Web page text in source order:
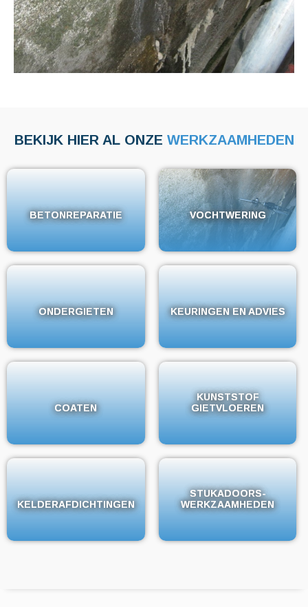
BEKIJK HIER AL ONZE WERKZAAMHEDEN
BETONREPARATIE
BETONREPARATIE VOCHTWERING
VOCHTWERING
ONDERGIETEN
ONDERGIETEN KEURINGEN EN ADVIES
KEURINGEN EN ADVIES
COATEN
COATEN
KUNSTSTOF
GIETVLOEREN
KUNSTSTOF
GIETVLOEREN
KELDERAFDICHTINGEN
KELDERAFDICHTINGEN
STUKADOORS-
WERKZAAMHEDEN
STUKADOORS-
WERKZAAMHEDEN